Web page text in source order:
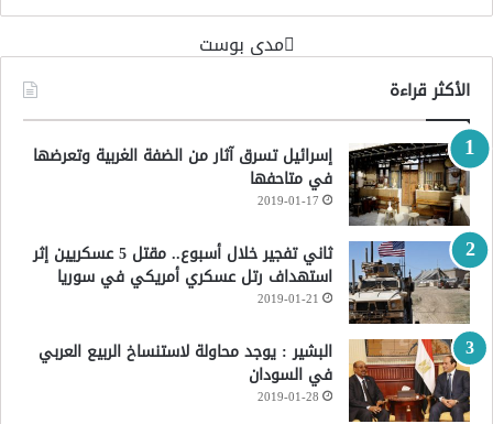
‏مدى بوست‏
الأكثر قراءة
إسرائيل تسرق آثار من الضفة الغربية وتعرضها
في متاحفها
2019-01-17
ثاني تفجير خلال أسبوع.. مقتل 5 عسكريين إثر
استهداف رتل عسكري أمريكي في سوريا
2019-01-21
البشير : يوجد محاولة لاستنساخ الربيع العربي
في السودان
2019-01-28